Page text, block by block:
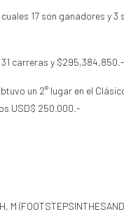
17 son ganadores y 3
carreras y $295,384,850.-
un 2° lugar en el
USD$ 250.000.-
M